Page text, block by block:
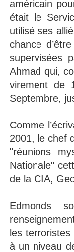
américain
était le
utilisé ses
chance
supervisées
Ahmad qui,
virement de
Septembre,
Comme
2001, le chef
"réunions
Nationale"
de la CIA,
Edmonds
les
à un niveau